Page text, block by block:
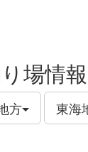
場情報
方 東海